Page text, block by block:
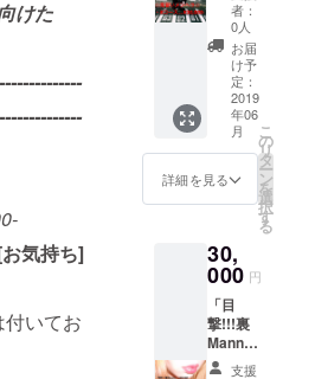
けた
気持ち]
いてお
パー
カー[サ
イズ
Free/XL
前後]
アルバ
ムの他
に オフ
会(ス
ポッ
チャ)付
きのプ
ラン 場
所/都内
の
ROUND
マン
ツーマ
ンorグ
ループ
(1回8人
まで) 時
間/11:0
者：
0人
お届
け予
定：
2019
年06
月
詳細を見る
こ
の
リ
タ
ー
ン
を
選
択
す
る
30,
000 円
「目
撃!!!裏
Mannie
」
支援